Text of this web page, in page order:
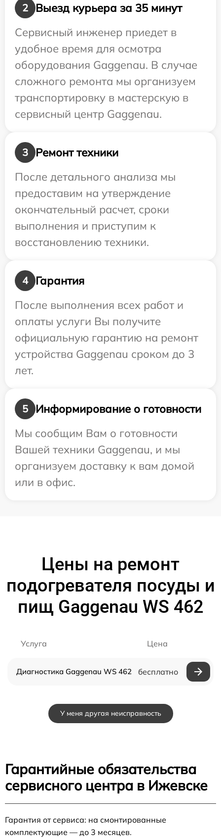
2
Выезд курьера за 35 минут
Сервисный инженер приедет в
удобное время для осмотра
оборудования Gaggenau. В случае
сложного ремонта мы организуем
транспортировку в мастерскую в
сервисный центр Gaggenau.
3
Ремонт техники
После детального анализа мы
предоставим на утверждение
окончательный расчет, сроки
выполнения и приступим к
восстановлению техники.
4
Гарантия
После выполнения всех работ и
оплаты услуги Вы получите
официальную гарантию на ремонт
устройства Gaggenau сроком до 3
лет.
5
Информирование о готовности
Мы сообщим Вам о готовности
Вашей техники Gaggenau, и мы
организуем доставку к вам домой
или в офис.
Цены на ремонт
подогревателя посуды и
пищ Gaggenau WS 462
Услуга Цена
Диагностика Gaggenau WS 462 бесплатно
У меня другая неисправность
Гарантийные обязательства
сервисного центра в Ижевске
Гарантия от сервиса: на смонтированные
комплектующие — до 3 месяцев.